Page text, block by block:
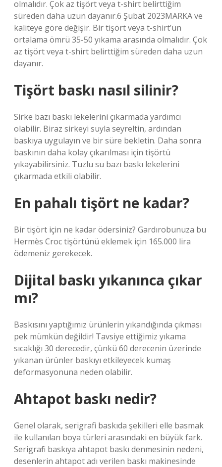
olmalıdır. Çok az tişört veya t-shirt belirttiğim
süreden daha uzun dayanır.6 Şubat 2023MARKA ve
kaliteye göre değişir. Bir tişört veya t-shirt’ün
ortalama ömrü 35-50 yıkama arasında olmalıdır. Çok
az tişört veya t-shirt belirttiğim süreden daha uzun
dayanır.
Tişört baskı nasıl silinir?
Sirke bazı baskı lekelerini çıkarmada yardımcı
olabilir. Biraz sirkeyi suyla seyreltin, ardından
baskıya uygulayın ve bir süre bekletin. Daha sonra
baskının daha kolay çıkarılması için tişörtü
yıkayabilirsiniz. Tuzlu su bazı baskı lekelerini
çıkarmada etkili olabilir.
En pahalı tişört ne kadar?
Bir tişört için ne kadar ödersiniz? Gardırobunuza bu
Hermès Croc tişörtünü eklemek için 165.000 lira
ödemeniz gerekecek.
Dijital baskı yıkanınca çıkar
mı?
Baskısını yaptığımız ürünlerin yıkandığında çıkması
pek mümkün değildir! Tavsiye ettiğimiz yıkama
sıcaklığı 30 derecedir, çünkü 60 derecenin üzerinde
yıkanan ürünler baskıyı etkileyecek kumaş
deformasyonuna neden olabilir.
Ahtapot baskı nedir?
Genel olarak, serigrafi baskıda şekilleri elle basmak
ile kullanılan boya türleri arasındaki en büyük fark.
Serigrafi baskıya ahtapot baskı denmesinin nedeni,
desenlerin ahtapot adı verilen baskı makinesinde